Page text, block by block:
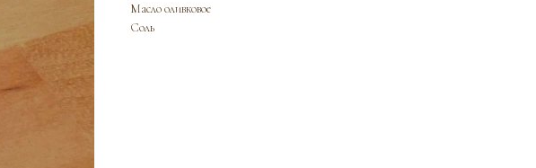
Масло оливковое
Соль